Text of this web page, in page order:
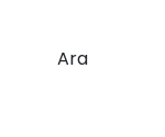
Ara